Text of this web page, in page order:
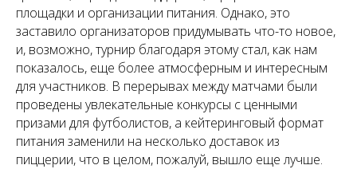
площадки и организации питания. Однако, это
заставило организаторов придумывать что-то новое,
и, возможно, турнир благодаря этому стал, как нам
показалось, еще более атмосферным и интересным
для участников. В перерывах между матчами были
проведены увлекательные конкурсы с ценными
призами для футболистов, а кейтеринговый формат
питания заменили на несколько доставок из
пиццерии, что в целом, пожалуй, вышло еще лучше.